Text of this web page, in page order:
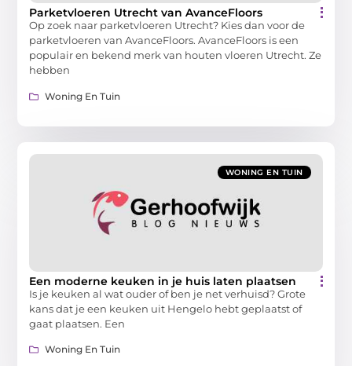
Parketvloeren Utrecht van AvanceFloors
Op zoek naar parketvloeren Utrecht? Kies dan voor de
parketvloeren van AvanceFloors. AvanceFloors is een
populair en bekend merk van houten vloeren Utrecht. Ze
hebben
Woning En Tuin
WONING EN TUIN
Een moderne keuken in je huis laten plaatsen
Is je keuken al wat ouder of ben je net verhuisd? Grote
kans dat je een keuken uit Hengelo hebt geplaatst of
gaat plaatsen. Een
Woning En Tuin